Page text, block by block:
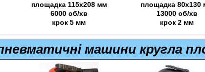
площадка 115х208 мм
6000 об/хв
крок 5 мм
площадка 80х130
13000 об/хв
крок 2 мм
машини кругла